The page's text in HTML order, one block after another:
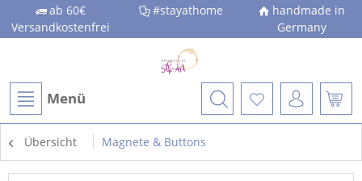
ab 60€
Versandkostenfrei
#stayathome
handmade in
Germany
Menü
Übersicht Magnete & Buttons